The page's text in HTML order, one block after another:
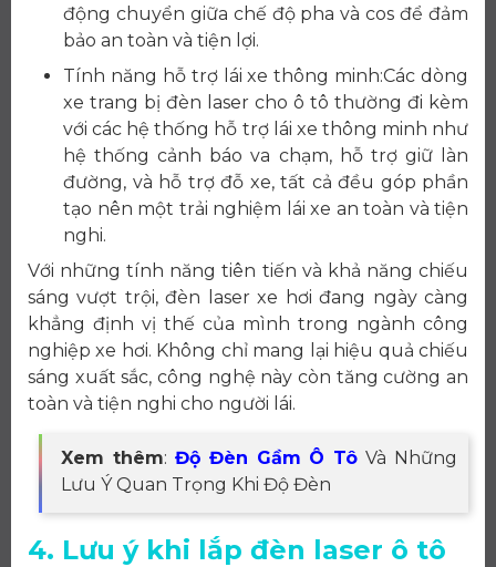
động chuyển giữa chế độ pha và cos để đảm
bảo an toàn và tiện lợi.
Tính năng hỗ trợ lái xe thông minh:Các dòng
xe trang bị đèn laser cho ô tô thường đi kèm
với các hệ thống hỗ trợ lái xe thông minh như
hệ thống cảnh báo va chạm, hỗ trợ giữ làn
đường, và hỗ trợ đỗ xe, tất cả đều góp phần
tạo nên một trải nghiệm lái xe an toàn và tiện
nghi.
Với những tính năng tiên tiến và khả năng chiếu
sáng vượt trội, đèn laser xe hơi đang ngày càng
khẳng định vị thế của mình trong ngành công
nghiệp xe hơi. Không chỉ mang lại hiệu quả chiếu
sáng xuất sắc, công nghệ này còn tăng cường an
toàn và tiện nghi cho người lái.
Xem thêm: Độ Đèn Gầm Ô Tô Và Những
Lưu Ý Quan Trọng Khi Độ Đèn
4. Lưu ý khi lắp đèn laser ô tô